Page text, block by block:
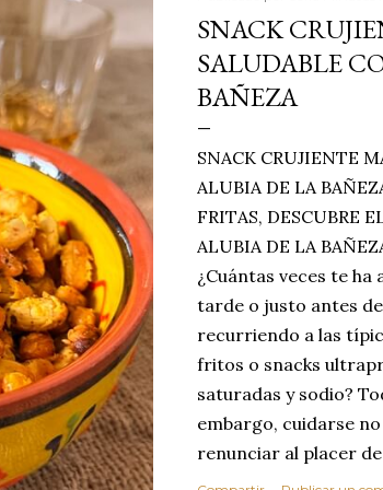
SNACK
SALUDABLE
BAÑEZA
SNACK CRUJIENTE
ALUBIA DE LA
FRITAS, DESCUBRE
ALUBIA DE LA
¿Cuántas veces te ha
tarde o justo antes
recurriendo a las
fritos o snacks
saturadas y sodio?
embargo, cuidarse
renunciar al placer
toque tostado y